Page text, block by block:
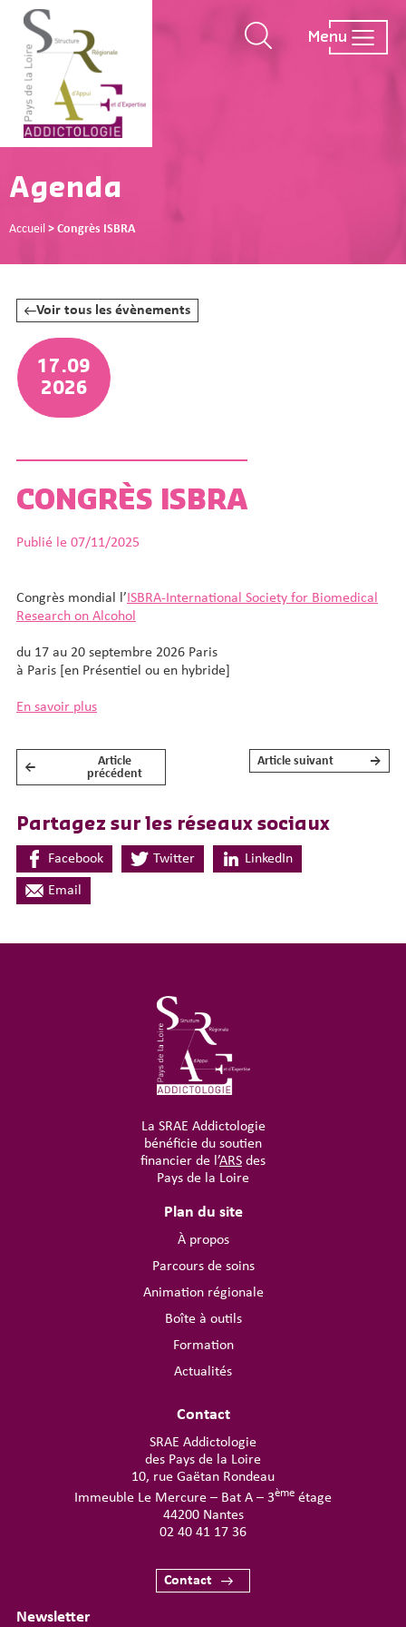
Menu
Agenda
Accueil > Congrès ISBRA
Voir tous les évènements
17.09
2026
CONGRÈS ISBRA
Publié le 07/11/2025
Congrès mondial l’ ISBRA-International Society for Biomedical
Research on Alcohol
du 17 au 20 septembre 2026 Paris
à Paris [en Présentiel ou en hybride]
En savoir plus
NAVIGATION DE L’ARTICLE
←
Article
précédent
Article suivant →
Partagez sur les réseaux sociaux
Facebook Twitter LinkedIn
Email
La SRAE Addictologie
bénéficie du soutien
financier de l’ARS des
Pays de la Loire
Plan du site
À propos
Parcours de soins
Animation régionale
Boîte à outils
Formation
Actualités
Contact
SRAE Addictologie
des Pays de la Loire
10, rue Gaëtan Rondeau
Immeuble Le Mercure – Bat A – 3ème étage
44200 Nantes
02 40 41 17 36
Contact
Newsletter